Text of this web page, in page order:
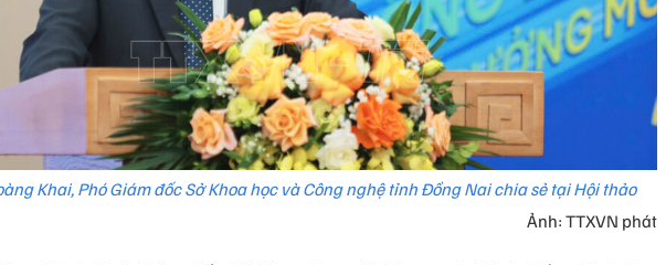
Khai, Phó Giám đốc Sở Khoa học và Công nghệ tỉnh Đồng Nai chia sẻ tại Hội thảo
Ảnh: TTXVN phát